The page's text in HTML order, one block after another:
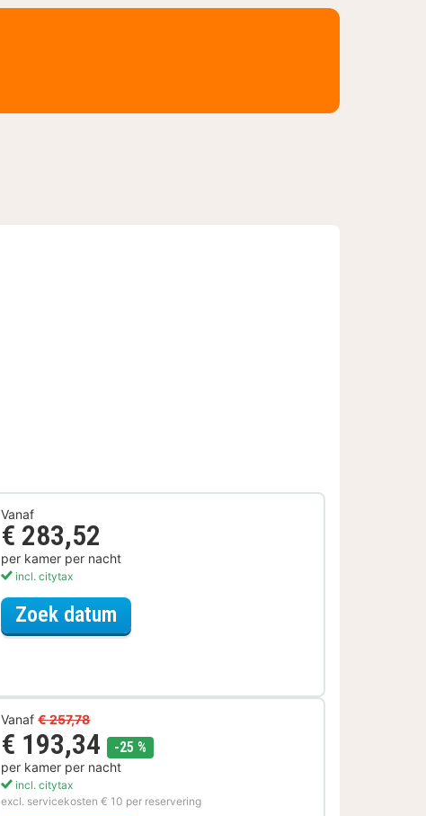
Vanaf
€ 283,52
per kamer per nacht
incl. citytax
Zoek datum
Vanaf € 257,78
€ 193,34 -25 %
per kamer per nacht
incl. citytax
excl. servicekosten € 10 per reservering